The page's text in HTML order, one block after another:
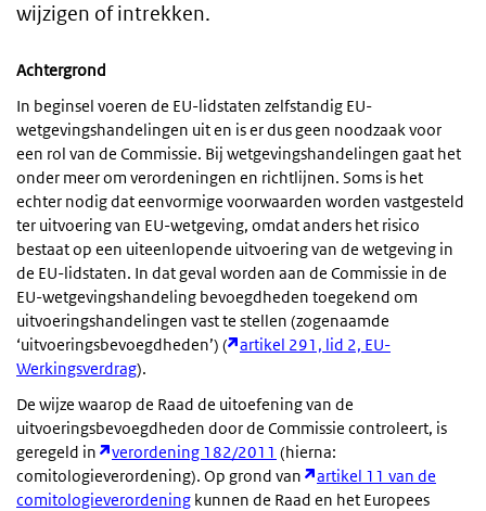
wijzigen of intrekken.
Achtergrond
In beginsel voeren de EU-lidstaten zelfstandig EU-
wetgevingshandelingen uit en is er dus geen noodzaak voor
een rol van de Commissie. Bij wetgevingshandelingen gaat het
onder meer om verordeningen en richtlijnen. Soms is het
echter nodig dat eenvormige voorwaarden worden vastgesteld
ter uitvoering van EU-wetgeving, omdat anders het risico
bestaat op een uiteenlopende uitvoering van de wetgeving in
de EU-lidstaten. In dat geval worden aan de Commissie in de
EU-wetgevingshandeling bevoegdheden toegekend om
uitvoeringshandelingen vast te stellen (zogenaamde
‘uitvoeringsbevoegdheden’) (
artikel 291, lid 2, EU-
Werkingsverdrag).
De wijze waarop de Raad de uitoefening van de
uitvoeringsbevoegdheden door de Commissie controleert, is
geregeld in
verordening 182/2011 (hierna:
comitologieverordening). Op grond van
artikel 11 van de
comitologieverordening kunnen de Raad en het Europees